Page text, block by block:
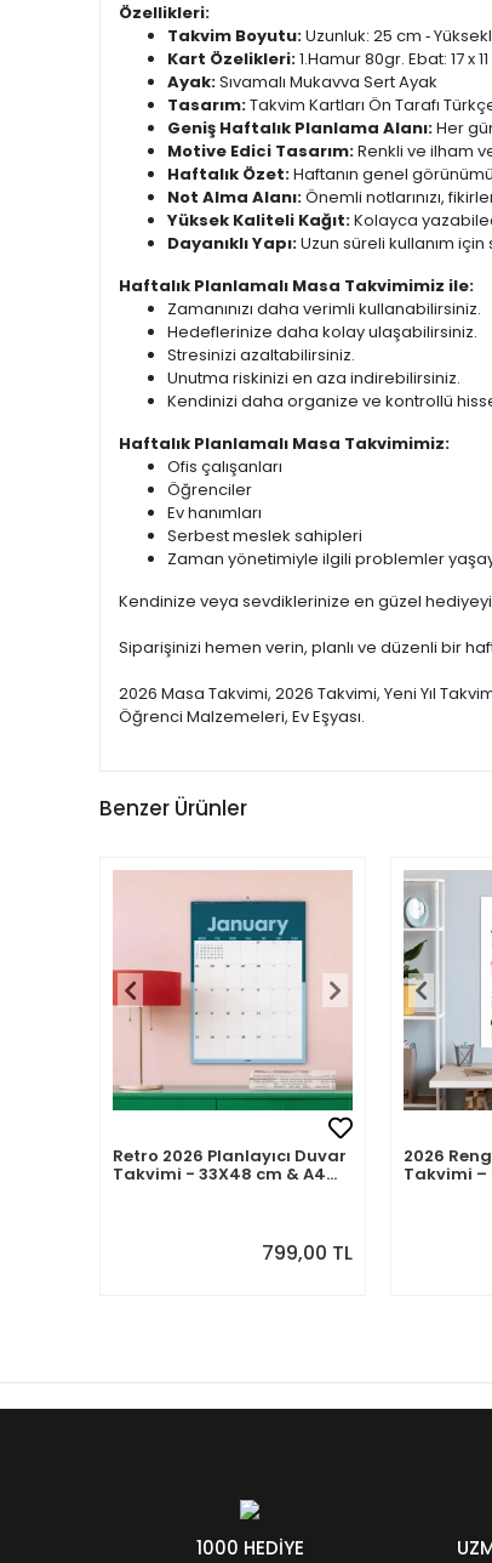
Özellikleri:
Takvim Boyutu:Uzunluk: 25 cm ‐
Kart Özelikleri:1.Hamur 80gr. Ebat: 17 x
Ayak:Sıvamalı Mukavva Sert Ayak
Tasarım:Takvim Kartları Ön Tarafı
Geniş Haftalık Planlama Alanı:Her
Motive Edici Tasarım:Renkli ve ilham
Haftalık Özet:Haftanın genel
Not Alma Alanı:Önemli notlarınızı,
Yüksek Kaliteli Kağıt:Kolayca
Dayanıklı Yapı:Uzun süreli kullanım
Haftalık Planlamalı Masa Takvimimiz ile:
Zamanınızı daha verimli kullanabilirsiniz.
Hedeflerinize daha kolay ulaşabilirsiniz.
Stresinizi azaltabilirsiniz.
Unutma riskinizi en aza indirebilirsiniz.
Kendinizi daha organize ve kontrollü
Haftalık Planlamalı Masa Takvimimiz:
Ofis çalışanları
Öğrenciler
Ev hanımları
Serbest meslek sahipleri
Zaman yönetimiyle ilgili problemler
Kendinize veya sevdiklerinize en güzel hediyeyi
Siparişinizi hemen verin, planlı ve düzenli bir
2026 Masa Takvimi, 2026 Takvimi, Yeni Yıl
Öğrenci Malzemeleri, Ev Eşyası.
Benzer Ürünler
Retro 2026 Planlayıcı Duvar
Takvimi - 33X48 cm & A4
799,00 TL
2026
Takvimi –
1000 HEDİYE